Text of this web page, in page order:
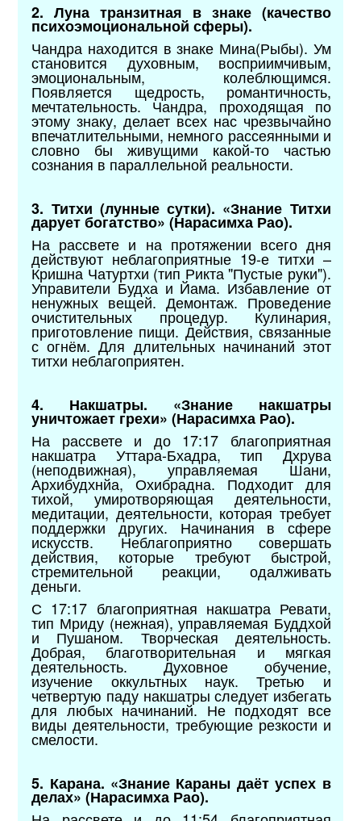
2. Луна транзитная в знаке (качество
психоэмоциональной сферы).
Чандра находится в знаке Мина(Рыбы). Ум
становится духовным, восприимчивым,
эмоциональным, колеблющимся.
Появляется щедрость, романтичность,
мечтательность. Чандра, проходящая по
этому знаку, делает всех нас чрезвычайно
впечатлительными, немного рассеянными и
словно бы живущими какой-то частью
сознания в параллельной реальности.
3. Титхи (лунные сутки). «Знание Титхи
дарует богатство» (Нарасимха Рао).
На рассвете и на протяжении всего дня
действуют неблагоприятные 19-е титхи –
Кришна Чатуртхи (тип Рикта "Пустые руки").
Управители Будха и Йама. Избавление от
ненужных вещей. Демонтаж. Проведение
очистительных процедур. Кулинария,
приготовление пищи. Действия, связанные
с огнём. Для длительных начинаний этот
титхи неблагоприятен.
4. Накшатры. «Знание накшатры
уничтожает грехи» (Нарасимха Рао).
На рассвете и до 17:17 благоприятная
накшатра Уттара-Бхадра, тип Дхрува
(неподвижная), управляемая Шани,
Архибудхнйа, Охибрадна. Подходит для
тихой, умиротворяющая деятельности,
медитации, деятельности, которая требует
поддержки других. Начинания в сфере
искусств. Неблагоприятно совершать
действия, которые требуют быстрой,
стремительной реакции, одалживать
деньги.
С 17:17 благоприятная накшатра Ревати,
тип Мриду (нежная), управляемая Буддхой
и Пушаном. Творческая деятельность.
Добрая, благотворительная и мягкая
деятельность. Духовное обучение,
изучение оккультных наук. Третью и
четвертую паду накшатры следует избегать
для любых начинаний. Не подходят все
виды деятельности, требующие резкости и
смелости.
5. Карана. «Знание Караны даёт успех в
делах» (Нарасимха Рао).